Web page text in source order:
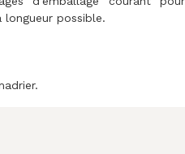
longueur possible.